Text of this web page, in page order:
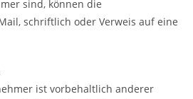
sind, können die
schriftlich oder Verweis auf eine
ist vorbehaltlich anderer